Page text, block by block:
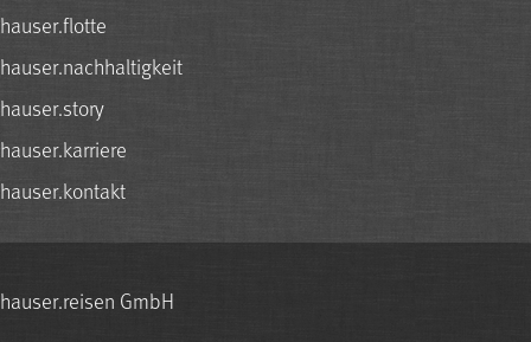
hauser.flotte
hauser.nachhaltigkeit
hauser.story
hauser.karriere
hauser.kontakt
hauser.reisen GmbH